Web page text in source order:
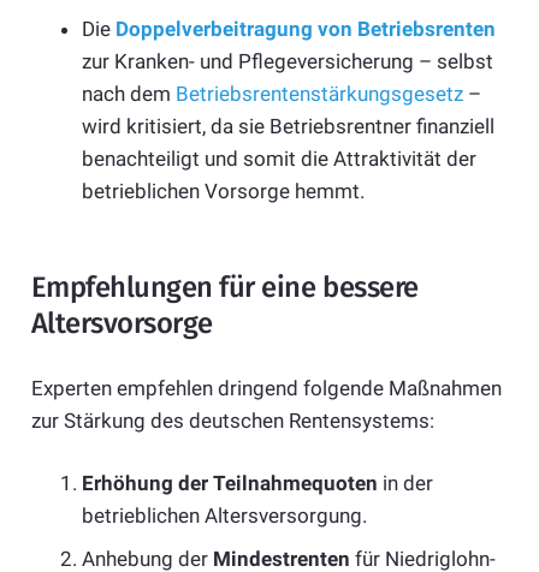
Die Doppelverbeitragung von Betriebsrenten
zur Kranken- und Pflegeversicherung – selbst
nach dem Betriebsrentenstärkungsgesetz –
wird kritisiert, da sie Betriebsrentner finanziell
benachteiligt und somit die Attraktivität der
betrieblichen Vorsorge hemmt.
Empfehlungen für eine bessere
Altersvorsorge
Experten empfehlen dringend folgende Maßnahmen
zur Stärkung des deutschen Rentensystems:
Erhöhung der Teilnahmequoten in der
betrieblichen Altersversorgung.
Anhebung der Mindestrenten für Niedriglohn-